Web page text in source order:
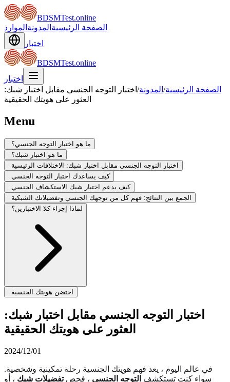
BDSMTest.online
الصفحة الرئيسية المدونة الموارد
اختبار
BDSMTest.online
اختبار
الصفحة الرئيسية/ المدونة/ اختبار التوجه الجنسي مقابل اختبار شبك:
العثور على هويتك الحقيقية
Menu
ما هو اختبار التوجه الجنسي؟
ما هو اختبار شبك؟
اختبار التوجه الجنسي مقابل اختبار شبك: الاختلافات الرئيسية
كيف يساعدك اختبار التوجه الجنسي
كيف يدعم اختبار شبك الاستكشاف الجنسي
الجمع بين النتائج: فهم كل من توجهك الجنسي وتفضيلاتك الشبكية
لماذا إجراء كلا الاختبارين؟
احتضن هويتك الجنسية
اختبار التوجه الجنسي مقابل اختبار شبك:
العثور على هويتك الحقيقية
2024/12/01
في عالم اليوم ، يعد فهم هويتك الجنسية رحلة تمكينية وشخصية.
سواء كنت تستكشف التوجه الجنسي ، فحصتفضيلات شبك ، أو